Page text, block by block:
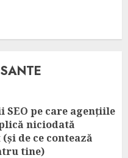
SEO pe care agențiile
niciodată
de ce contează
tine)